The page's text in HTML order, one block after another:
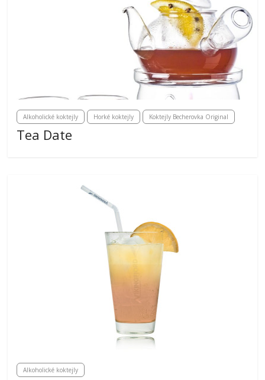
Alkoholické koktejly Horké koktejly Koktejly Becherovka Original
Tea Date
Alkoholické koktejly